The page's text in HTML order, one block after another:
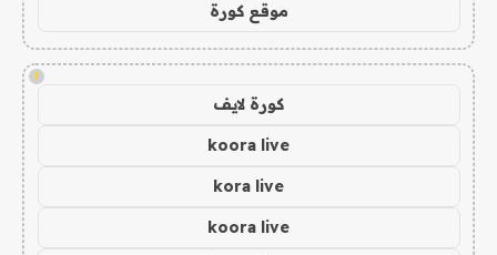
موقع كورة
!
كورة لايف
koora live
kora live
koora live